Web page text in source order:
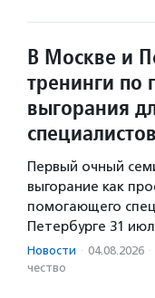
В Москве и
тренинги по
выгорания
специалистов
Первый очный
выгорание как
помогающего
Петербурге 31
Новости · 04.08.2026 ·
чест­во